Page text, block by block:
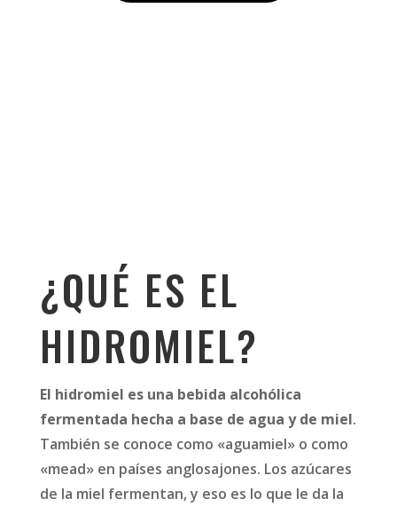
¿QUÉ ES EL
HIDROMIEL?
El hidromiel es una bebida alcohólica
fermentada hecha a base de agua y de miel.
También se conoce como «aguamiel» o como
«mead» en países anglosajones. Los azúcares
de la miel fermentan, y eso es lo que le da la